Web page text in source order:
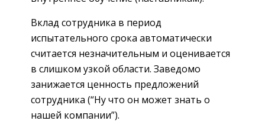
Вклад сотрудника в период
испытательного срока автоматически
считается незначительным и оценивается
в слишком узкой области. Заведомо
занижается ценность предложений
сотрудника (“Ну что он может знать о
нашей компании”).